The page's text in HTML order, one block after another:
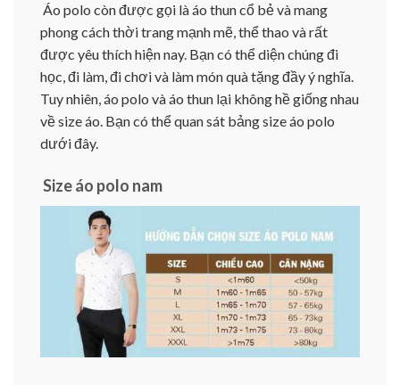
Áo polo còn được gọi là áo thun cổ bẻ và mang
phong cách thời trang mạnh mẽ, thể thao và rất
được yêu thích hiện nay. Bạn có thể diện chúng đi
học, đi làm, đi chơi và làm món quà tặng đầy ý nghĩa.
Tuy nhiên, áo polo và áo thun lại không hề giống nhau
về size áo. Bạn có thể quan sát bảng size áo polo
dưới đây.
Size áo polo nam